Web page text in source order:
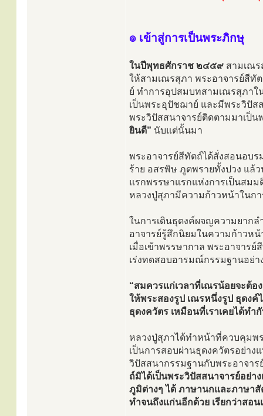
๏ เข้าสู่การเป็นพระภิกษุ
ในปีพุทธศักราช ๒๔๕๙ สามเณร
ให้สามเณรสุภา พระอาจารย์สีทั
ย์ ทำการอุปสมบทสามเณรสุภา
เป็นพระอุปัชฌาย์ และมีพระวิปัส
พระวิปัสสนาจารย์ติดตามมาเป็
ยินดี” นับแต่นั้นมา
พระอาจารย์สีทัตถ์ได้สั่งสอนอบ
ร้าย อสรพิษ ภูตพรายทั้งปวง แล้
แรกพรรษาแรกแห่งการเป็นสม
หลวงปู่สุภามีความก้าวหน้าในก
ในการเดินธุดงค์ผจญความยากล
อาจารย์รู้สึกนิยมในความก้าวห
เมื่อเข้าพรรษากาล พระอาจาร
เร่งทดสอบอารมณ์กรรมฐานอย่
“สมควรแก่เวลาที่เณรน้อยจะต้อ
ให้พระสองรูป เณรหนึ่งรูป ธุดง
ธุดงควัตร เหมือนที่เราเคยได้ทำ
หลวงปู่สุภาได้ทำหน้าที่ควบคุมพ
เป็นการสอบผ่านธุดงควัตรอย่าง
วิปัสสนากรรมฐานกับพระอาจาร
ถ์มิได้เป็นพระวิปัสสนาจารย์อย่
ภูมิต่างๆ ได้ ภาษานกและภาษา
ทำจนถึงแก่นอีกด้วย เรียกว่าสอ